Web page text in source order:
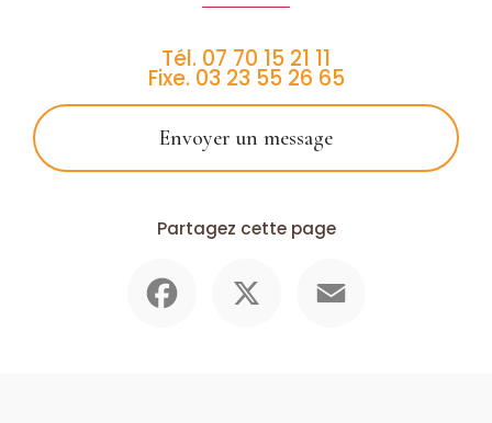
Tél. 07 70 15 21 11
Fixe. 03 23 55 26 65
Envoyer un message
Partagez cette page